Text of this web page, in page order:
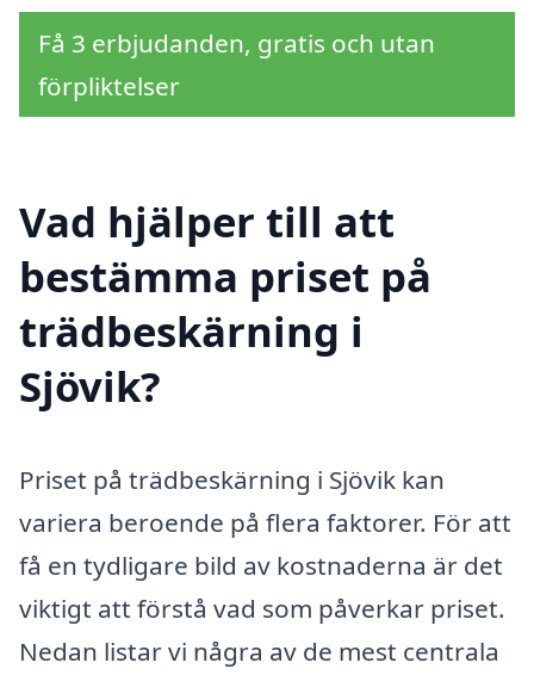
Få 3 erbjudanden, gratis och utan
förpliktelser
Vad hjälper till att
bestämma priset på
trädbeskärning i
Sjövik?
Priset på trädbeskärning i Sjövik kan
variera beroende på flera faktorer. För att
få en tydligare bild av kostnaderna är det
viktigt att förstå vad som påverkar priset.
Nedan listar vi några av de mest centrala